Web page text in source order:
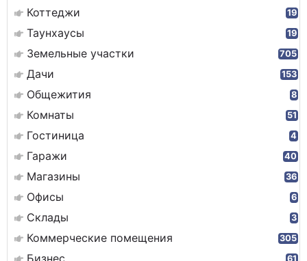
Коттеджи 19
Таунхаусы 19
Земельные участки 705
Дачи 153
Общежития 8
Комнаты 51
Гостиница 4
Гаражи 40
Магазины 36
Офисы 6
Склады 3
Коммерческие помещения 305
61